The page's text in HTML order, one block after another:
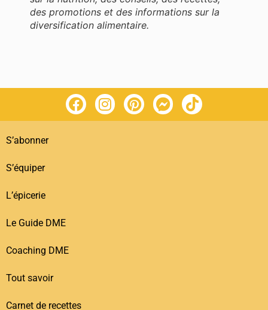
des promotions et des informations sur la
diversification alimentaire.
S’abonner
S’équiper
L’épicerie
Le Guide DME
Coaching DME
Tout savoir
Carnet de recettes